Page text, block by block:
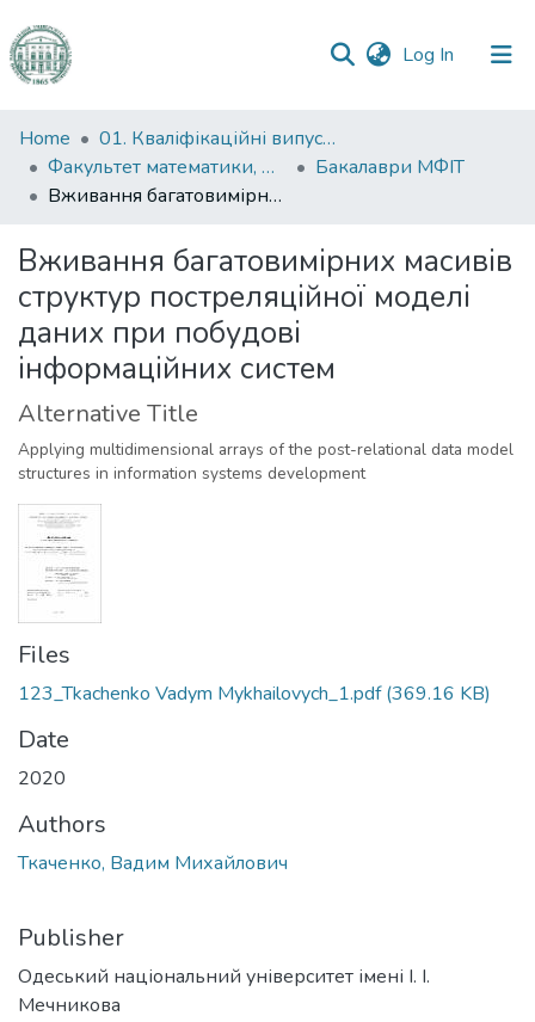
Log In (current)
Communities
&
Collections
Statistics
Home
01. Кваліфікаційні випускні роботи здобувачів вищої освіти
Факультет математики, фізики та інформаційних технологій
Бакалаври МФІТ
Вживання багатовимірних масивів структур постреляційної моделі даних при побудові інформаційних систем
Вживання багатовимірних масивів
структур постреляційної моделі
даних при побудові
інформаційних систем
Alternative Title
Applying multidimensional arrays of the post-relational data model
structures in information systems development
Files
123_Tkachenko Vadym Mykhailovych_1.pdf(369.16 KB)
Date
2020
Authors
Ткаченко, Вадим Михайлович
Publisher
Одеський національний університет імені І. І.
Мечникова